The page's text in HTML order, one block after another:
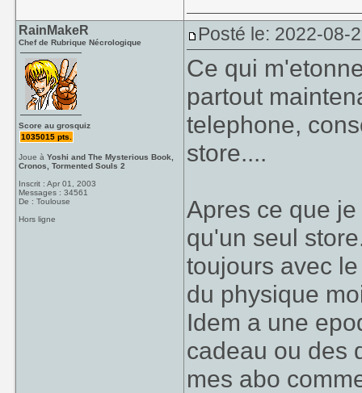
RainMakeR
Chef de Rubrique Nécrologique
Score au grosquiz
1035015 pts.
Joue àYoshi and The Mysterious Book,
Cronos, Tormented Souls 2
Inscrit : Apr 01, 2003
Messages : 34561
De : Toulouse
Hors ligne
Posté le: 2022-08-
Ce qui
partout
telephone,
store....
Apres ce que
qu'un seul
toujours avec
du physique
Idem a une
cadeau ou des
mes abo